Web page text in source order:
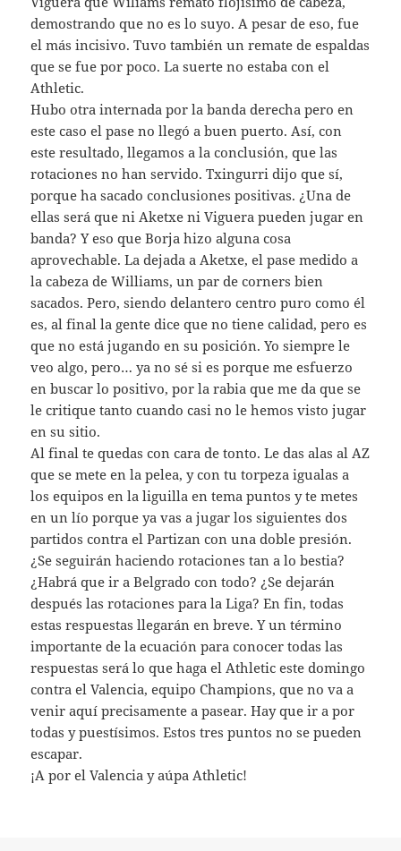
demostrando que no es lo suyo. A pesar de eso, fue
el más incisivo. Tuvo también un remate de espaldas
que se fue por poco. La suerte no estaba con el
Athletic.
Hubo otra internada por la banda derecha pero en
este caso el pase no llegó a buen puerto. Así, con
este resultado, llegamos a la conclusión, que las
rotaciones no han servido. Txingurri dijo que sí,
porque ha sacado conclusiones positivas. ¿Una de
ellas será que ni Aketxe ni Viguera pueden jugar en
banda? Y eso que Borja hizo alguna cosa
aprovechable. La dejada a Aketxe, el pase medido a
la cabeza de Williams, un par de corners bien
sacados. Pero, siendo delantero centro puro como él
es, al final la gente dice que no tiene calidad, pero es
que no está jugando en su posición. Yo siempre le
veo algo, pero… ya no sé si es porque me esfuerzo
en buscar lo positivo, por la rabia que me da que se
le critique tanto cuando casi no le hemos visto jugar
en su sitio.
Al final te quedas con cara de tonto. Le das alas al AZ
que se mete en la pelea, y con tu torpeza igualas a
los equipos en la liguilla en tema puntos y te metes
en un lío porque ya vas a jugar los siguientes dos
partidos contra el Partizan con una doble presión.
¿Se seguirán haciendo rotaciones tan a lo bestia?
¿Habrá que ir a Belgrado con todo? ¿Se dejarán
después las rotaciones para la Liga? En fin, todas
estas respuestas llegarán en breve. Y un término
importante de la ecuación para conocer todas las
respuestas será lo que haga el Athletic este domingo
contra el Valencia, equipo Champions, que no va a
venir aquí precisamente a pasear. Hay que ir a por
todas y puestísimos. Estos tres puntos no se pueden
escapar.
¡A por el Valencia y aúpa Athletic!